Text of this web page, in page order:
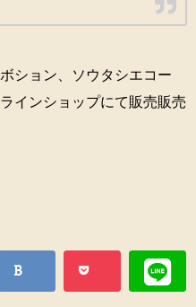
ション、ソウタシエコー
インショップにて販売販売